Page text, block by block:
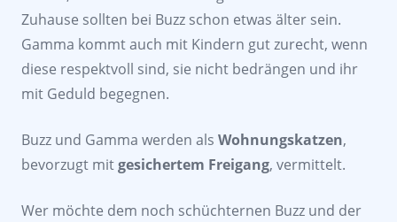
Zuhause sollten bei Buzz schon etwas älter sein.
Gamma kommt auch mit Kindern gut zurecht, wenn
diese respektvoll sind, sie nicht bedrängen und ihr
mit Geduld begegnen.
Buzz und Gamma werden als Wohnungskatzen,
bevorzugt mitgesichertem Freigang, vermittelt.
Wer möchte dem noch schüchternen Buzz und der